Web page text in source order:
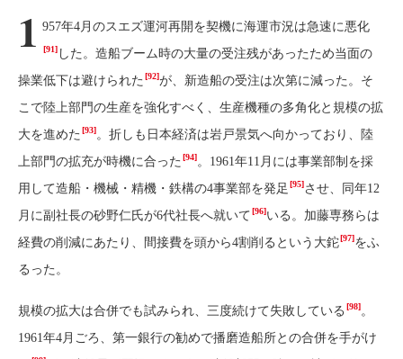
1 957年4月のスエズ運河再開を契機に海運市況は急速に悪化
[91] した。造船ブーム時の大量の受注残があったため当面の
操業低下は避けられた [92]が、新造船の受注は次第に減った。そ
こで陸上部門の生産を強化すべく、生産機種の多角化と規模の拡
大を進めた [93]。折しも日本経済は岩戸景気へ向かっており、陸
上部門の拡充が時機に合った [94]。1961年11月には事業部制を採
用して造船・機械・精機・鉄構の4事業部を発足 [95]させ、同年12
月に副社長の砂野仁氏が6代社長へ就いて [96]いる。加藤専務らは
経費の削減にあたり、間接費を頭から4割削るという大鉈 [97]をふ
るった。
規模の拡大は合併でも試みられ、三度続けて失敗している [98]。
1961年4月ごろ、第一銀行の勧めで播磨造船所との合併を手がけ